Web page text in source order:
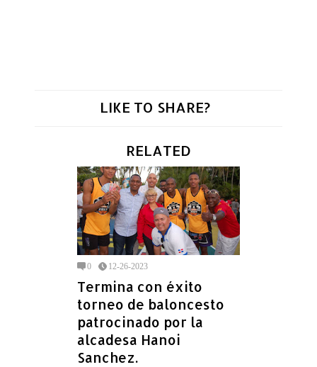
LIKE TO SHARE?
RELATED
0 12-26-2023
Termina con éxito
torneo de baloncesto
patrocinado por la
alcadesa Hanoi
Sanchez.